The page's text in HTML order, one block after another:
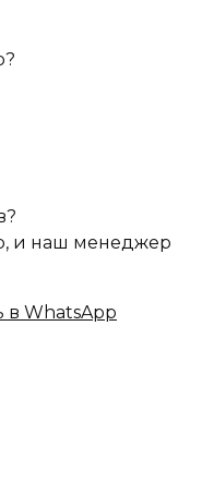
и наш менеджер
в WhatsApp